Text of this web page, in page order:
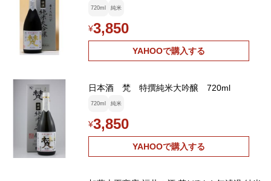
720ml 純米
¥3,850
YAHOOで購入する
日本酒 梵 特撰純米大吟醸 720ml
720ml 純米
¥3,850
YAHOOで購入する